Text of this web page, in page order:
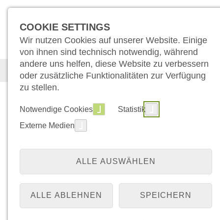
Medizin Pflege Für
Brustzentrum
und
Klinik für Senologie und Ästhetische
Brust ist unsere Kompetenz. Ihre
unser Ziel.
In unserem nach DKG und ÄKZert
Brustkrebszentrum Weselbegleiten
COOKIE SETTINGS
Wir nutzen Cookies auf unserer Website. Einige
von ihnen sind technisch notwendig, während
andere uns helfen, diese Website zu verbessern
oder zusätzliche Funktionalitäten zur Verfügung
zu stellen.
Notwendige Cookies
Statistik
Externe Medien
ALLE AUSWÄHLEN
ALLE ABLEHNEN SPEICHERN